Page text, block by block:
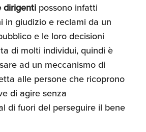
dirigenti possono infatti
in giudizio e reclami da un
e le loro decisioni
di molti individui, quindi è
ad un meccanismo di
alle persone che ricoprono
di agire senza
di fuori del perseguire il bene